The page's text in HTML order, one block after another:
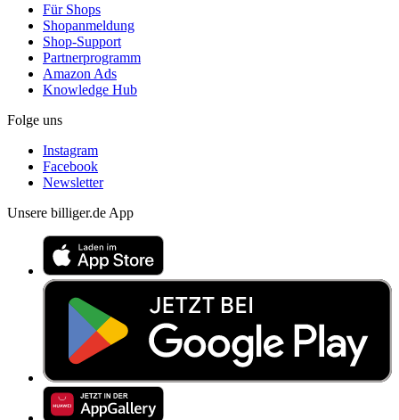
Für Shops
Shopanmeldung
Shop-Support
Partnerprogramm
Amazon Ads
Knowledge Hub
Folge uns
Instagram
Facebook
Newsletter
Unsere billiger.de App